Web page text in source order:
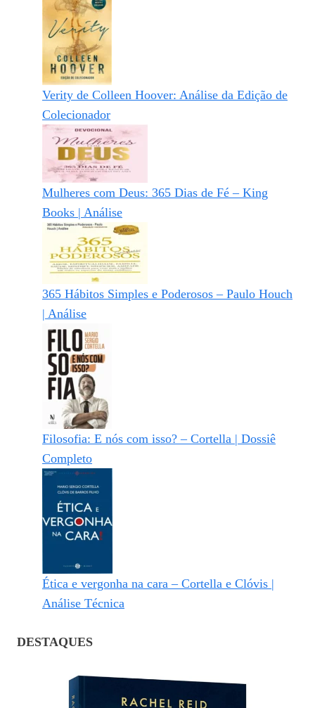
Verity de Colleen Hoover: Análise da Edição de
Colecionador
Mulheres com Deus: 365 Dias de Fé – King
Books | Análise
365 Hábitos Simples e Poderosos – Paulo Houch
| Análise
Filosofia: E nós com isso? – Cortella | Dossiê
Completo
Ética e vergonha na cara – Cortella e Clóvis |
Análise Técnica
DESTAQUES